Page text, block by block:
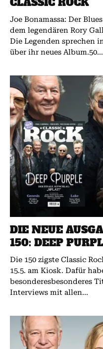
Joe Bonamassa: Der
dem legendären Rory Gallagher. The
Die Legenden sprechen
über ihr neues Album.50...
DIE NEUE
150: DEEP
Die 150 zigste Classic
15.5. am Kiosk. Dafür haben wir ein ganz
besonderesbesonderes Titelthema:
Interviews mit allen...